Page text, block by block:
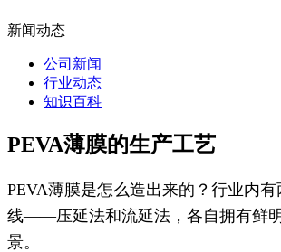
新闻动态
公司新闻
行业动态
知识百科
PEVA薄膜的生产工艺
PEVA薄膜是怎么造出来的？行业内
线——压延法和流延法，各自拥有鲜
景。